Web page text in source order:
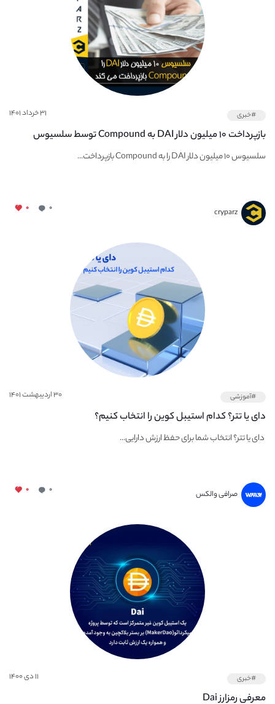
#خبری ۳۱ خرداد ۱۴۰۱
بازپرداخت ۱۰ میلیون دلار DAI به Compound توسط سلسیوس
سلسیوس ۱۰ میلیون دلار DAI را به Compound بازپرداخت...
cryparz ۰ ۰
#آموزشی ۳۰ اردیبهشت ۱۴۰۱
دای یا تتر؟ کدام استیبل کوین را انتخاب کنیم؟
دای یا تتر؟ انتخاب شما برای حفظ ارزش دارایی...
صرافی والکس ۰ ۰
#خبری ۱۱ دی ۱۴۰۰
معرفی رمزارز Dai